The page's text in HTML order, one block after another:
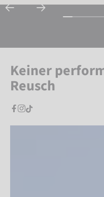
Keiner
Reusch